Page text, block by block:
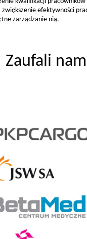
zwiększenie efektywności
zarządzanie nią.
Zaufali